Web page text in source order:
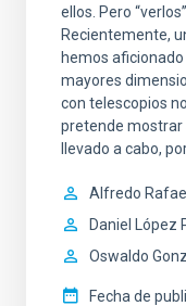
ellos. Pero
Recientemente,
hemos
mayores
con telescopios
pretende mostrar
llevado a cabo,
Alfredo Rafael
Daniel López
Oswaldo
Fecha de